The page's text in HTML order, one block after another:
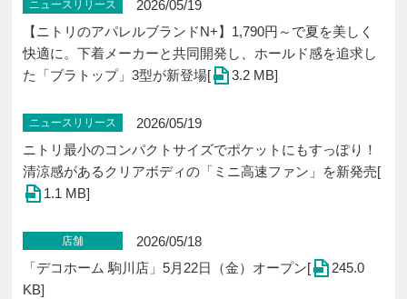
ニュースリリース
2026/05/19
【ニトリのアパレルブランドN+】1,790円～で夏を美しく
快適に。下着メーカーと共同開発し、ホールド感を追求し
た「ブラトップ」3型が新登場[
3.2 MB]
ニュースリリース
2026/05/19
ニトリ最小のコンパクトサイズでポケットにもすっぽり！
清涼感があるクリアボディの「ミニ高速ファン」を新発売[
1.1 MB]
店舗
2026/05/18
「デコホーム 駒川店」5月22日（金）オープン[
245.0
KB]